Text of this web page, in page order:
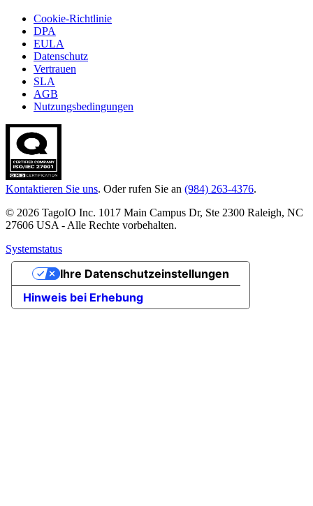
Cookie-Richtlinie
DPA
EULA
Datenschutz
Vertrauen
SLA
AGB
Nutzungsbedingungen
Kontaktieren Sie uns. Oder rufen Sie an (984) 263-4376.
© 2026 TagoIO Inc. 1017 Main Campus Dr, Ste 2300 Raleigh, NC
27606 USA - Alle Rechte vorbehalten.
Systemstatus
Hinweis bei Erhebung
Ihre Datenschutzeinstellungen